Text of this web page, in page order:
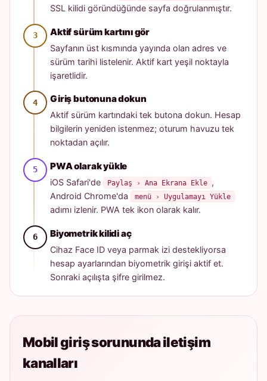
SSL kilidi göründüğünde sayfa doğrulanmıştır.
Aktif sürüm kartını gör
Sayfanın üst kısmında yayında olan adres ve
sürüm tarihi listelenir. Aktif kart yeşil noktayla
işaretlidir.
Giriş butonuna dokun
Aktif sürüm kartındaki tek butona dokun. Hesap
bilgilerin yeniden istenmez; oturum havuzu tek
noktadan açılır.
PWA olarak yükle
iOS Safari'de Paylaş › Ana Ekrana Ekle ,
Android Chrome'da
menü › Uygulamayı Yükle
adımı izlenir. PWA tek ikon olarak kalır.
Biyometrik kilidi aç
Cihaz Face ID veya parmak izi destekliyorsa
hesap ayarlarından biyometrik girişi aktif et.
Sonraki açılışta şifre girilmez.
Mobil giriş sorununda iletişim
kanalları